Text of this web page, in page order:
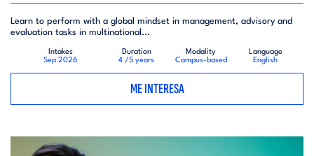
Learn to perform with a global mindset in management, advisory and
evaluation tasks in multinational...
Intakes
Sep 2026
Duration
4 /5 years
Modality
Campus-based
Language
English
ME INTERESA